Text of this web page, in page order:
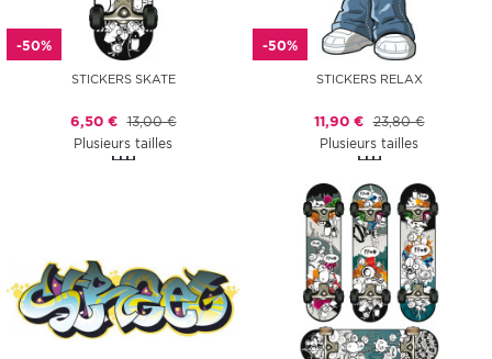
-50%
STICKERS SKATE
6,50 € 13,00 €
Plusieurs tailles
-50%
STICKERS RELAX
11,90 € 23,80 €
Plusieurs tailles